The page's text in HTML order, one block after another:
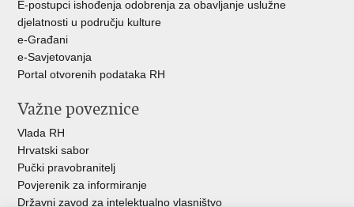
E-postupci ishođenja odobrenja za obavljanje uslužne
djelatnosti u području kulture
e-Građani
e-Savjetovanja
Portal otvorenih podataka RH
Važne poveznice
Vlada RH
Hrvatski sabor
Pučki pravobranitelj
Povjerenik za informiranje
Državni zavod za intelektualno vlasništvo